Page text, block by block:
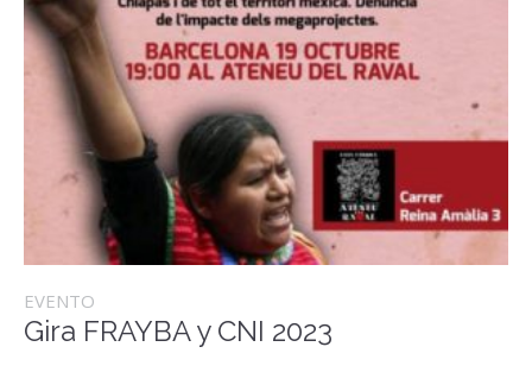
EVENTO
Gira FRAYBA y CNI 2023